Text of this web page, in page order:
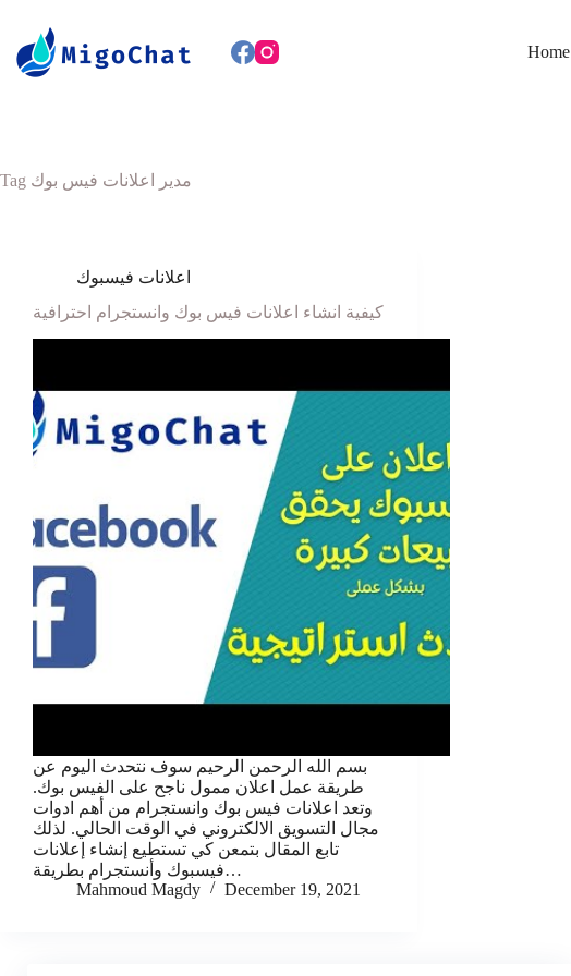
Home
Tag مدير اعلانات فيس بوك
اعلانات فيسبوك
كيفية انشاء اعلانات فيس بوك وانستجرام احترافية
بسم الله الرحمن الرحيم سوف نتحدث اليوم عن
طريقة عمل اعلان ممول ناجح على الفيس بوك.
وتعد اعلانات فيس بوك وانستجرام من أهم ادوات
مجال التسويق الالكتروني في الوقت الحالي. لذلك
تابع المقال بتمعن كي تستطيع إنشاء إعلانات
فيسبوك وأنستجرام بطريقة…
Mahmoud Magdy
December 19, 2021